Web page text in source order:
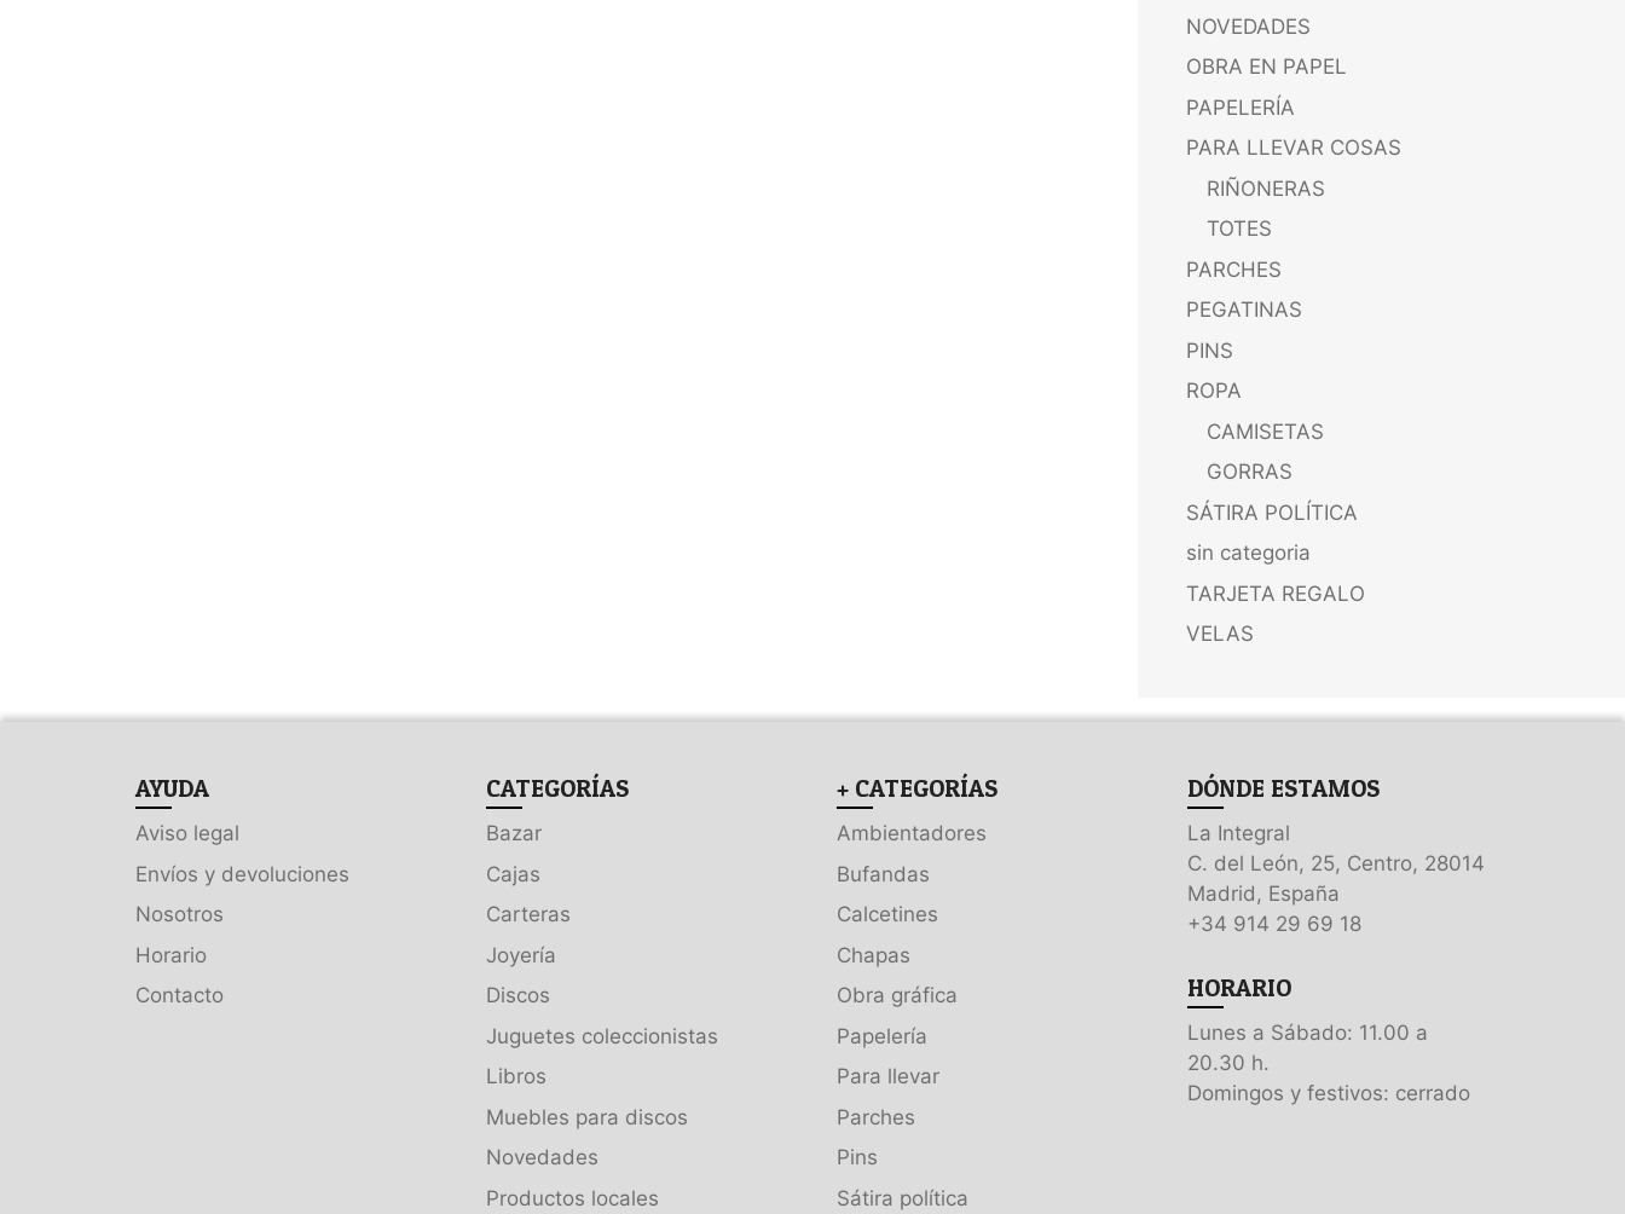
NOVEDADES
OBRA EN PAPEL
PAPELERÍA
PARA LLEVAR COSAS
RIÑONERAS
TOTES
PARCHES
PEGATINAS
PINS
ROPA
CAMISETAS
GORRAS
SÁTIRA POLÍTICA
sin categoria
TARJETA REGALO
VELAS
AYUDA
Aviso legal
Envíos y devoluciones
Nosotros
Horario
Contacto
CATEGORÍAS
Bazar
Cajas
Carteras
Joyería
Discos
Juguetes coleccionistas
Libros
Muebles para discos
Novedades
Productos locales
+ CATEGORÍAS
Ambientadores
Bufandas
Calcetines
Chapas
Obra gráfica
Papelería
Para llevar
Parches
Pins
Sátira política
DÓNDE ESTAMOS
La Integral
C. del León, 25, Centro, 28014
Madrid, España
+34 914 29 69 18
HORARIO
Lunes a Sábado: 11.00 a
20.30 h.
Domingos y festivos: cerrado